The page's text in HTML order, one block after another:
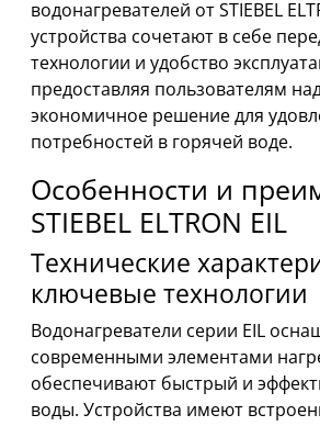
водонагревателей от STIEBEL
устройства сочетают в себе
технологии и удобство
предоставляя пользователям
экономичное решение для
потребностей в горячей воде.
Особенности и
STIEBEL ELTRON EIL
Технические
ключевые технологии
Водонагреватели серии EIL
современными элементами
обеспечивают быстрый и
воды. Устройства имеют